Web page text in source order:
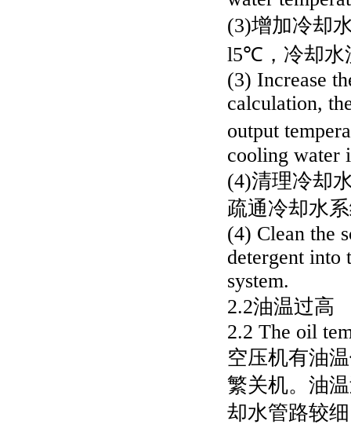
(3)增加冷却
l5℃，冷却水
(3) Increase
calculation,
output
cooling water
(4)清理冷却
疏通冷却水
(4) Clean the
detergent into
system.
2.2油温过高
2.2 The oil
空压机有油
繁关机。油
却水管路较